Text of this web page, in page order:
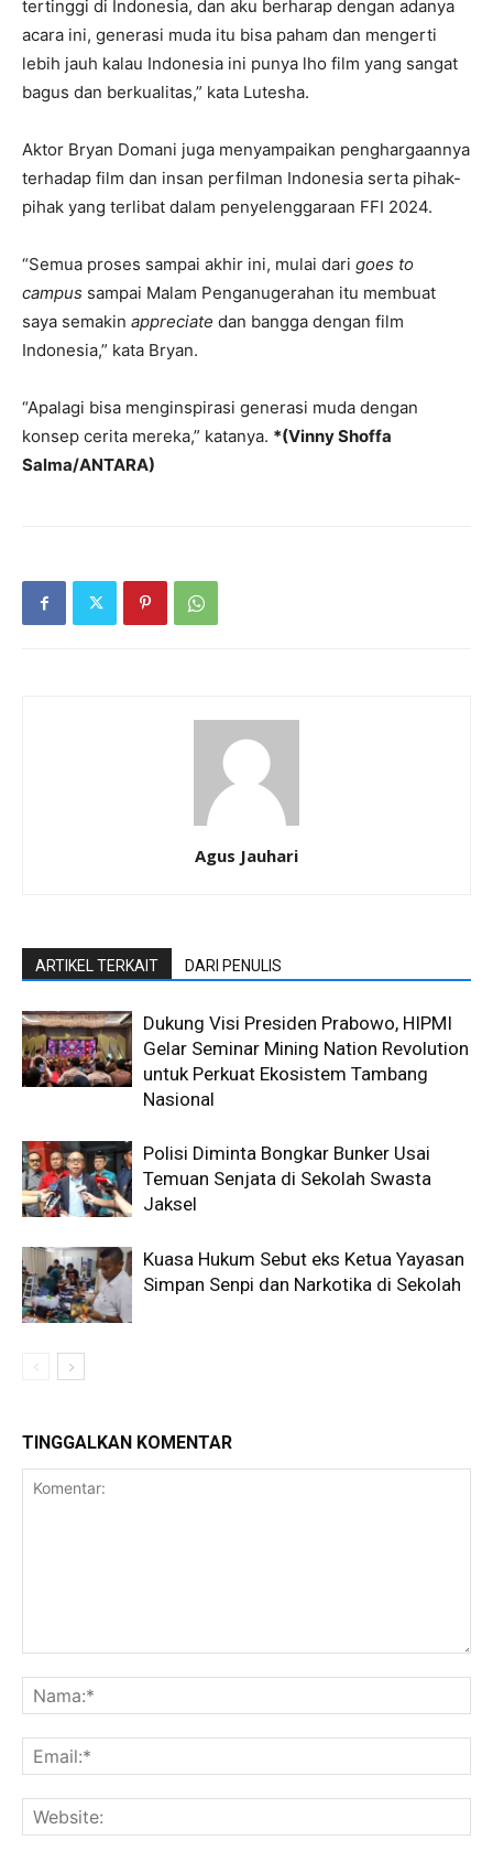
tertinggi di Indonesia, dan aku berharap dengan adanya
acara ini, generasi muda itu bisa paham dan mengerti
lebih jauh kalau Indonesia ini punya lho film yang sangat
bagus dan berkualitas,” kata Lutesha.
Aktor Bryan Domani juga menyampaikan penghargaannya
terhadap film dan insan perfilman Indonesia serta pihak-
pihak yang terlibat dalam penyelenggaraan FFI 2024.
“Semua proses sampai akhir ini, mulai dari goes to
campus sampai Malam Penganugerahan itu membuat
saya semakin appreciate dan bangga dengan film
Indonesia,” kata Bryan.
“Apalagi bisa menginspirasi generasi muda dengan
konsep cerita mereka,” katanya. *(Vinny Shoffa
Salma/ANTARA)
Agus Jauhari
ARTIKEL TERKAIT DARI PENULIS
Dukung Visi Presiden Prabowo, HIPMI
Gelar Seminar Mining Nation Revolution
untuk Perkuat Ekosistem Tambang
Nasional
Polisi Diminta Bongkar Bunker Usai
Temuan Senjata di Sekolah Swasta
Jaksel
Kuasa Hukum Sebut eks Ketua Yayasan
Simpan Senpi dan Narkotika di Sekolah
TINGGALKAN KOMENTAR